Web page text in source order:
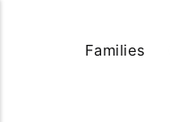
Families